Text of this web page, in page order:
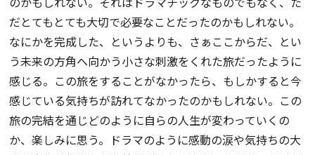
だとてもとても大切で必要なことだったのかもしれない。
なにかを完成した、というよりも、さぁここからだ、とい
う未来の方角へ向かう小さな刺激をくれた旅だったように
感じる。この旅をすることがなかったら、もしかすると今
感じている気持ちが訪れてなかったのかもしれない。この
旅の完結を通じどのように自らの人生が変わっていくの
か、楽しみに思う。ドラマのように感動の涙や気持ちの大